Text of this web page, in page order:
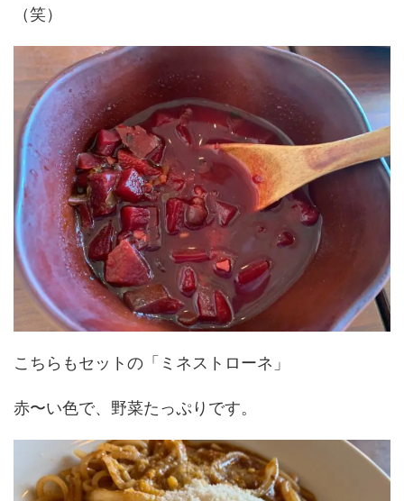
（笑）
こちらもセットの「ミネストローネ」
赤〜い色で、野菜たっぷりです。